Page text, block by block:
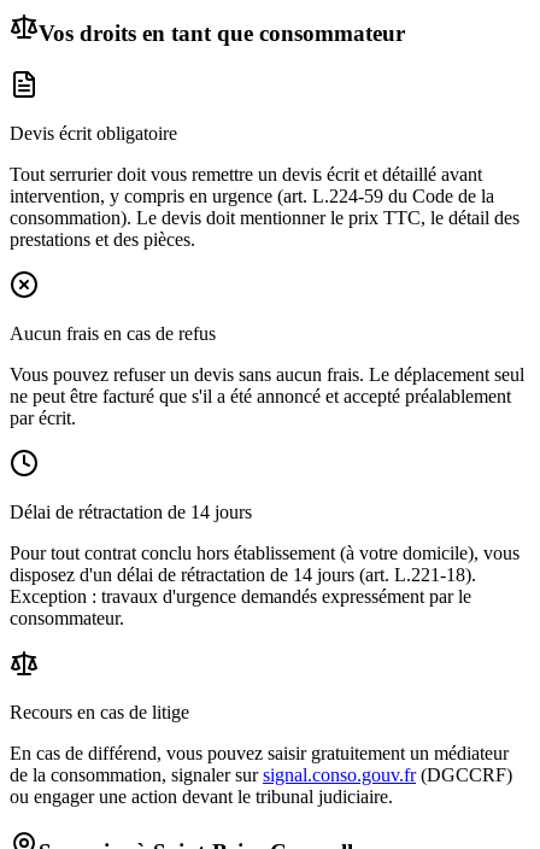
Vos droits en tant que consommateur
Devis écrit obligatoire
Tout serrurier doit vous remettre un devis écrit et détaillé avant
intervention, y compris en urgence (art. L.224-59 du Code de la
consommation). Le devis doit mentionner le prix TTC, le détail des
prestations et des pièces.
Aucun frais en cas de refus
Vous pouvez refuser un devis sans aucun frais. Le déplacement seul
ne peut être facturé que s'il a été annoncé et accepté préalablement
par écrit.
Délai de rétractation de 14 jours
Pour tout contrat conclu hors établissement (à votre domicile), vous
disposez d'un délai de rétractation de 14 jours (art. L.221-18).
Exception : travaux d'urgence demandés expressément par le
consommateur.
Recours en cas de litige
En cas de différend, vous pouvez saisir gratuitement un médiateur
de la consommation, signaler sursignal.conso.gouv.fr(DGCCRF)
ou engager une action devant le tribunal judiciaire.